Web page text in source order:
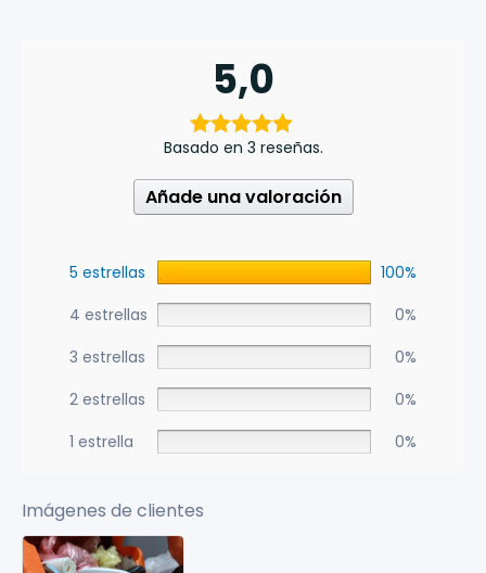
5,0
Basado en 3 reseñas.
Añade una valoración
5 estrellas
100%
4 estrellas
0%
3 estrellas
0%
2 estrellas
0%
1 estrella
0%
Imágenes de clientes